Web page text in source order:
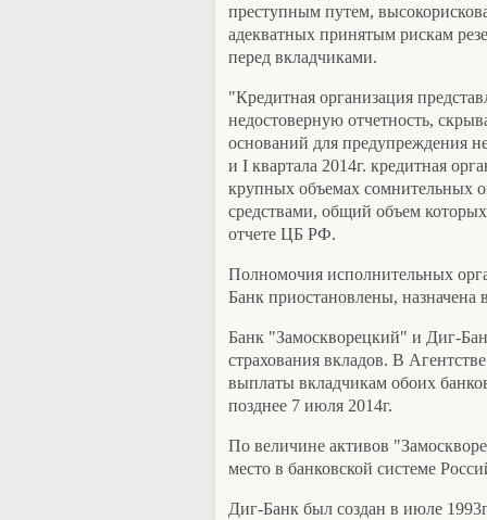
преступным путем,
адекватных принятым рискам
перед вкладчиками.
"Кредитная организация
недостоверную отчетность,
оснований для предупреждения
и I квартала 2014г. кредитная
крупных объемах сомнительных
средствами, общий объем
отчете ЦБ РФ.
Полномочия исполнительных
Банк приостановлены, назначена
Банк "Замоскворецкий" и Диг-
страхования вкладов. В
выплаты вкладчикам обоих
позднее 7 июля 2014г.
По величине активов
место в банковской системе
Диг-Банк был создан в июле